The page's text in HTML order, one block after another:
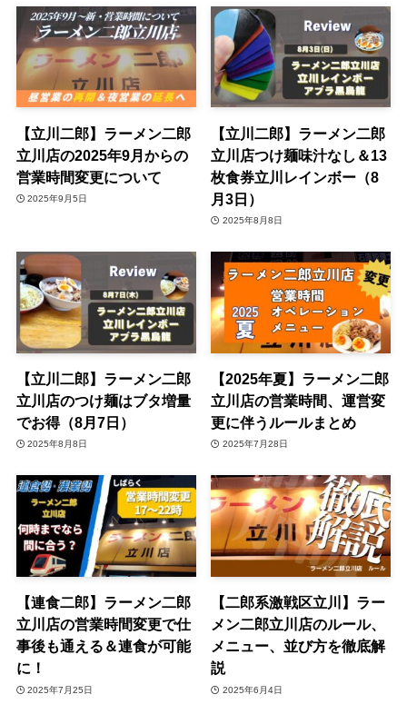
【立川二郎】ラーメン二郎
立川店の2025年9月からの
営業時間変更について
2025年9月5日
【立川二郎】ラーメン二郎
立川店つけ麺味汁なし＆13
枚食券立川レインボー（8
月3日）
2025年8月8日
【立川二郎】ラーメン二郎
立川店のつけ麺はブタ増量
でお得（8月7日）
2025年8月8日
【2025年夏】ラーメン二郎
立川店の営業時間、運営変
更に伴うルールまとめ
2025年7月28日
【連食二郎】ラーメン二郎
立川店の営業時間変更で仕
事後も通える＆連食が可能
に！
2025年7月25日
【二郎系激戦区立川】ラー
メン二郎立川店のルール、
メニュー、並び方を徹底解
説
2025年6月4日